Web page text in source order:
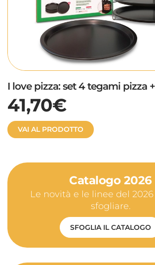
I love pizza: set 4 tegami pizza
41,70€
VAI AL PRODOTTO
Catalogo 2026
Le novità e le linee del
sfogliare.
SFOGLIA IL CATALOGO